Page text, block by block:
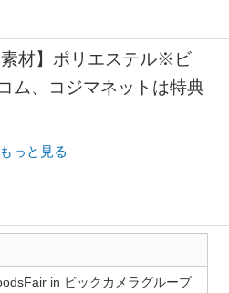
素材】ポリエステル※ビ
ム、コジマネットは特典
もっと見る
in ビックカメラグループ